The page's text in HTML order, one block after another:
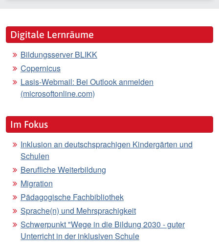
Digitale Lernräume
Bildungsserver BLIKK
Copernicus
Lasis-Webmail: Bei Outlook anmelden
(microsoftonline.com)
Im Fokus
Inklusion an deutschsprachigen Kindergärten und
Schulen
Berufliche Weiterbildung
Migration
Pädagogische Fachbibliothek
Sprache(n) und Mehrsprachigkeit
Schwerpunkt "Wege in die Bildung 2030 - guter
Unterricht in der inklusiven Schule